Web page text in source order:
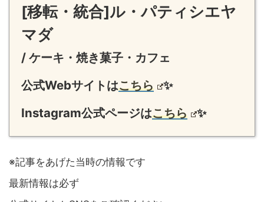
[移転・統合]ル・パティシエヤ
マダ
/ ケーキ・焼き菓子・カフェ
公式Webサイトはこちら
✨
Instagram公式ページはこちら ✨
※記事をあげた当時の情報です
最新情報は必ず